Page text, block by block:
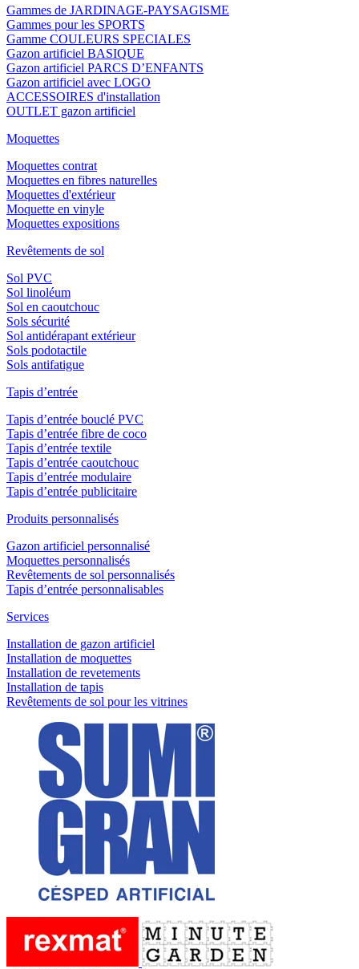
Gammes de JARDINAGE-PAYSAGISME
Gammes pour les SPORTS
Gamme COULEURS SPECIALES
Gazon artificiel BASIQUE
Gazon artificiel PARCS D’ENFANTS
Gazon artificiel avec LOGO
ACCESSOIRES d'installation
OUTLET gazon artificiel
Moquettes
Moquettes contrat
Moquettes en fibres naturelles
Moquettes d'extérieur
Moquette en vinyle
Moquettes expositions
Revêtements de sol
Sol PVC
Sol linoléum
Sol en caoutchouc
Sols sécurité
Sol antidérapant extérieur
Sols podotactile
Sols antifatigue
Tapis d’entrée
Tapis d’entrée bouclé PVC
Tapis d’entrée fibre de coco
Tapis d’entrée textile
Tapis d’entrée caoutchouc
Tapis d’entrée modulaire
Tapis d’entrée publicitaire
Produits personnalisés
Gazon artificiel personnalisé
Moquettes personnalisés
Revêtements de sol personnalisés
Tapis d’entrée personnalisables
Services
Installation de gazon artificiel
Installation de moquettes
Installation de revetements
Installation de tapis
Revêtements de sol pour les vitrines